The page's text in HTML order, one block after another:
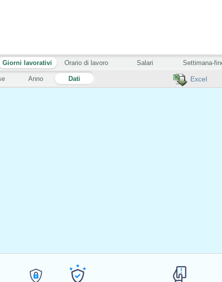
Excel
Anno Dati
Giorni lavorativi Orario di lavoro Salari Settimana-